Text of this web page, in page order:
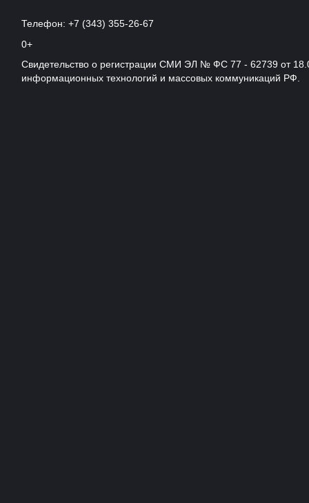
Телефон: +7 (343) 355-26-67
0+
Свидетельство о регистрации СМИ ЭЛ № ФС 77 - 62739 от
информационных технологий и массовых коммуникаций РФ.